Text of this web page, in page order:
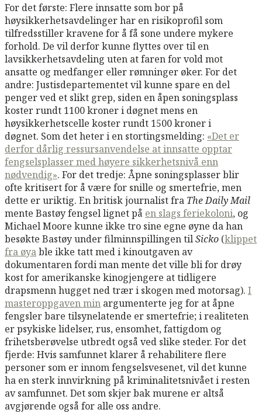
For det første: Flere innsatte som bor på
høysikkerhetsavdelinger har en risikoprofil som
tilfredsstiller kravene for å få sone undere mykere
forhold. De vil derfor kunne flyttes over til en
lavsikkerhetsavdeling uten at faren for vold mot
ansatte og medfanger eller rømninger øker. For det
andre: Justisdepartementet vil kunne spare en del
penger ved et slikt grep, siden en åpen soningsplass
koster rundt 1100 kroner i døgnet mens en
høysikkerhetscelle koster rundt 1500 kroner i
døgnet. Som det heter i en stortingsmelding: «Det er
derfor dårlig ressursanvendelse at innsatte opptar
fengselsplasser med høyere sikkerhetsnivå enn
nødvendig». For det tredje: Åpne soningsplasser blir
ofte kritisert for å være for snille og smertefrie, men
dette er uriktig. En britisk journalist fra The Daily Mail
mente Bastøy fengsel lignet på en slags feriekoloni, og
Michael Moore kunne ikke tro sine egne øyne da han
besøkte Bastøy under filminnspillingen tilSicko (klippet
fra øyable ikke tatt med i kinoutgaven av
dokumentaren fordi man mente det ville bli for drøy
kost for amerikanske kinogjengere at tidligere
drapsmenn hugget ned trær i skogen med motorsag). I
masteroppgaven min argumenterte jeg for at åpne
fengsler bare tilsynelatende er smertefrie; i realiteten
er psykiske lidelser, rus, ensomhet, fattigdom og
frihetsberøvelse utbredt også ved slike steder. For det
fjerde: Hvis samfunnet klarer å rehabilitere flere
personer som er innom fengselsvesenet, vil det kunne
ha en sterk innvirkning på kriminalitetsnivået i resten
av samfunnet. Det som skjer bak murene er altså
avgjørende også for alle oss andre.